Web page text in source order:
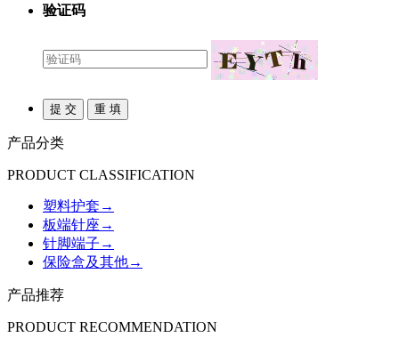
验证码
产品分类
PRODUCT CLASSIFICATION
塑料护套 →
板端针座 →
针脚端子 →
保险盒及其他→
产品推荐
PRODUCT RECOMMENDATION